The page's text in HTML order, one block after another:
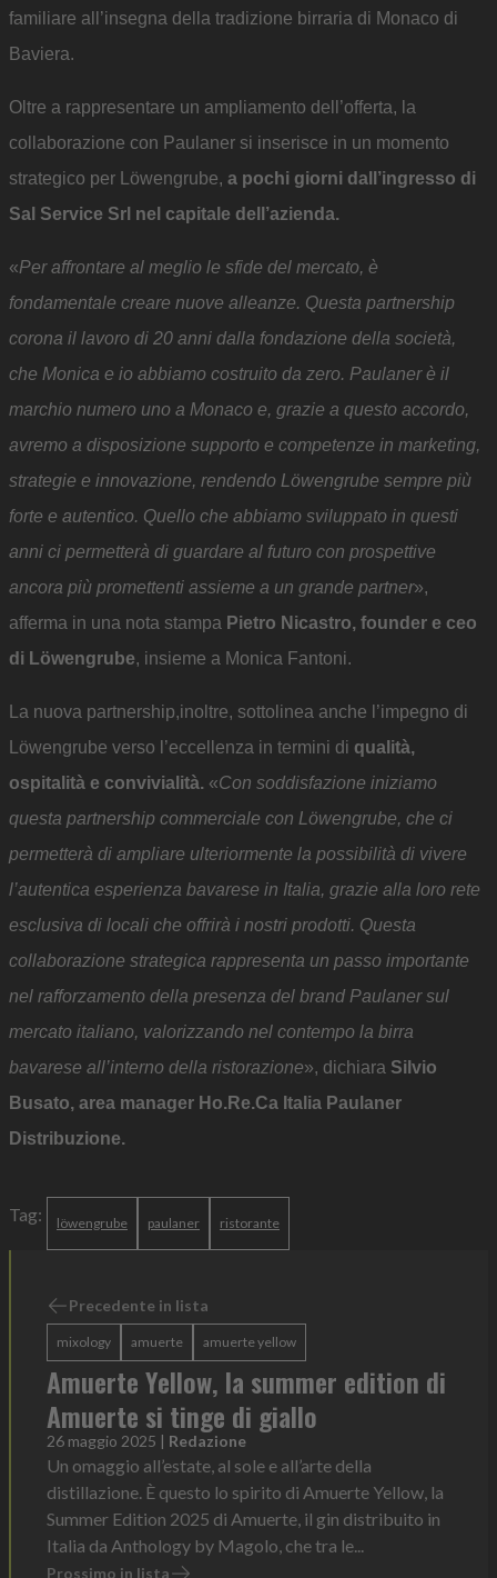
familiare all’insegna della tradizione birraria di Monaco di
Baviera.
Oltre a rappresentare un ampliamento dell’offerta, la
collaborazione con Paulaner si inserisce in un momento
strategico per Löwengrube, a pochi giorni dall’ingresso di
Sal Service Srl nel capitale dell’azienda.
«Per affrontare al meglio le sfide del mercato, è
fondamentale creare nuove alleanze. Questa partnership
corona il lavoro di 20 anni dalla fondazione della società,
che Monica e io abbiamo costruito da zero. Paulaner è il
marchio numero uno a Monaco e, grazie a questo accordo,
avremo a disposizione supporto e competenze in marketing,
strategie e innovazione, rendendo Löwengrube sempre più
forte e autentico. Quello che abbiamo sviluppato in questi
anni ci permetterà di guardare al futuro con prospettive
ancora più promettenti assieme a un grande partner»,
afferma in una nota stampa Pietro Nicastro, founder e ceo
di Löwengrube, insieme a Monica Fantoni.
La nuova partnership,inoltre, sottolinea anche l’impegno di
Löwengrube verso l’eccellenza in termini di qualità,
ospitalità e convivialità. «Con soddisfazione iniziamo
questa partnership commerciale con Löwengrube, che ci
permetterà di ampliare ulteriormente la possibilità di vivere
l’autentica esperienza bavarese in Italia, grazie alla loro rete
esclusiva di locali che offrirà i nostri prodotti. Questa
collaborazione strategica rappresenta un passo importante
nel rafforzamento della presenza del brand Paulaner sul
mercato italiano, valorizzando nel contempo la birra
bavarese all’interno della ristorazione», dichiara Silvio
Busato, area manager Ho.Re.Ca Italia Paulaner
Distribuzione.
Tag: löwengrube paulaner ristorante
Precedente in lista
mixology amuerte amuerte yellow
Amuerte Yellow, la summer edition di
Amuerte si tinge di giallo
26 maggio 2025 | Redazione
Un omaggio all’estate, al sole e all’arte della
distillazione. È questo lo spirito di Amuerte Yellow, la
Summer Edition 2025 di Amuerte, il gin distribuito in
Italia da Anthology by Magolo, che tra le...
Prossimo in lista